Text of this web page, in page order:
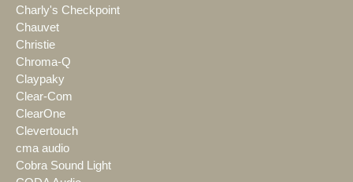
Charly's Checkpoint
Chauvet
Christie
Chroma-Q
Claypaky
Clear-Com
ClearOne
Clevertouch
cma audio
Cobra Sound Light